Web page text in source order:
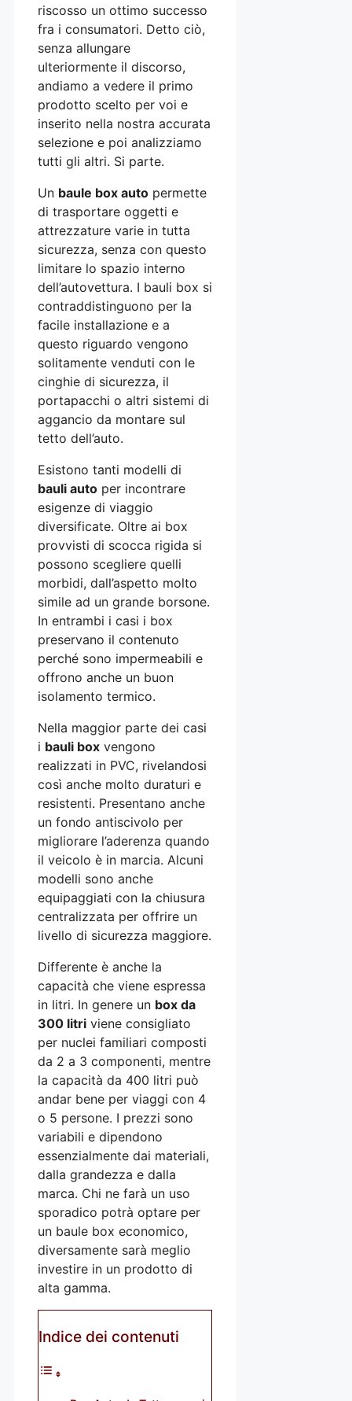
riscosso un ottimo successo
fra i consumatori. Detto ciò,
senza allungare
ulteriormente il discorso,
andiamo a vedere il primo
prodotto scelto per voi e
inserito nella nostra accurata
selezione e poi analizziamo
tutti gli altri. Si parte.
Un baule box auto permette
di trasportare oggetti e
attrezzature varie in tutta
sicurezza, senza con questo
limitare lo spazio interno
dell’autovettura. I bauli box si
contraddistinguono per la
facile installazione e a
questo riguardo vengono
solitamente venduti con le
cinghie di sicurezza, il
portapacchi o altri sistemi di
aggancio da montare sul
tetto dell’auto.
Esistono tanti modelli di
bauli auto per incontrare
esigenze di viaggio
diversificate. Oltre ai box
provvisti di scocca rigida si
possono scegliere quelli
morbidi, dall’aspetto molto
simile ad un grande borsone.
In entrambi i casi i box
preservano il contenuto
perché sono impermeabili e
offrono anche un buon
isolamento termico.
Nella maggior parte dei casi
i bauli box vengono
realizzati in PVC, rivelandosi
così anche molto duraturi e
resistenti. Presentano anche
un fondo antiscivolo per
migliorare l’aderenza quando
il veicolo è in marcia. Alcuni
modelli sono anche
equipaggiati con la chiusura
centralizzata per offrire un
livello di sicurezza maggiore.
Differente è anche la
capacità che viene espressa
in litri. In genere un box da
300 litri viene consigliato
per nuclei familiari composti
da 2 a 3 componenti, mentre
la capacità da 400 litri può
andar bene per viaggi con 4
o 5 persone. I prezzi sono
variabili e dipendono
essenzialmente dai materiali,
dalla grandezza e dalla
marca. Chi ne farà un uso
sporadico potrà optare per
un baule box economico,
diversamente sarà meglio
investire in un prodotto di
alta gamma.
Indice dei contenuti